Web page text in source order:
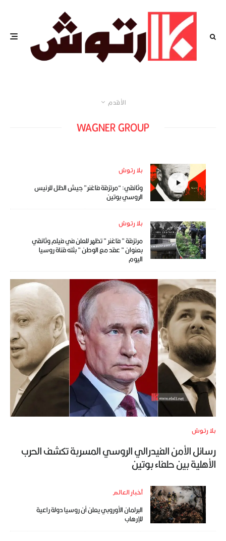
الأقدم
WAGNER GROUP
بلا رتوش
وثائقي: “مرتزقة فاغنر” جيش الظل للرئيس
الروسي بوتين
بلا رتوش
مرتزقة ” فاغنر ” تظهر للعلن في فيلم وثائقي
بعنوان ” عقد مع الوطن ” بثته قناة روسيا
اليوم
بلا رتوش
رسائل الأمن الفيدرالي الروسي المسربة تكشف الحرب
الأهلية بين حلفاء بوتين
أخبار العالم
البرلمان الأوروبي يعلن أن روسيا دولة راعية
للإرهاب